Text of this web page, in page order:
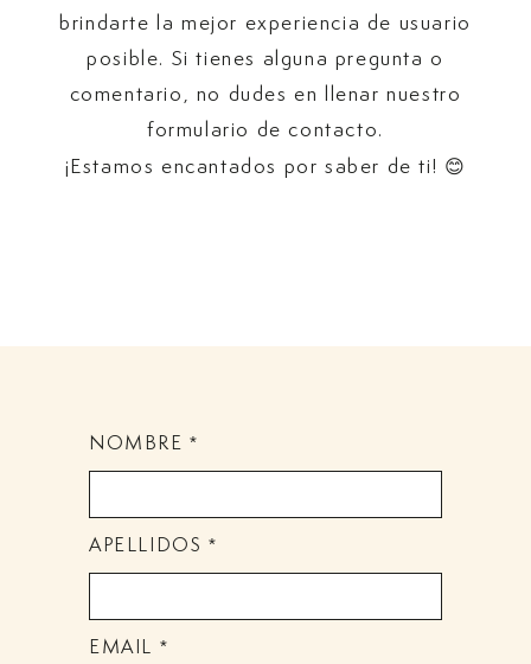
brindarte la mejor experiencia de usuario
posible. Si tienes alguna pregunta o
comentario, no dudes en llenar nuestro
formulario de contacto.
¡Estamos encantados por saber de ti! 😊
NOMBRE *
APELLIDOS *
EMAIL *